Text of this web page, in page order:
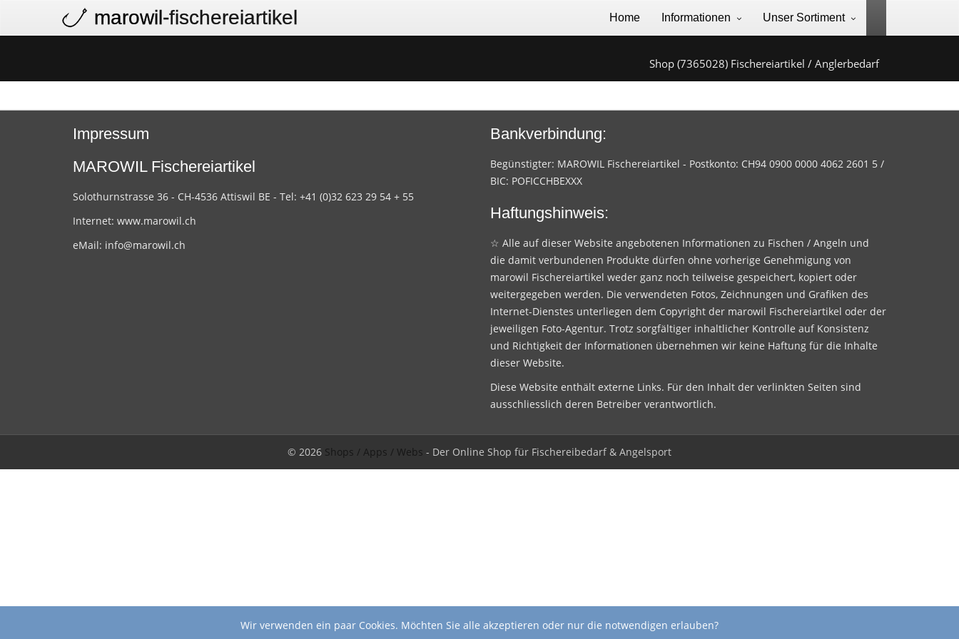
marowil-fischereiartikel Home Informationen Unser Sortiment
Shop (7365028) Fischereiartikel / Anglerbedarf
Impressum
MAROWIL Fischereiartikel
Solothurnstrasse 36 - CH-4536 Attiswil BE - Tel: +41 (0)32 623 29 54 + 55
Internet: www.marowil.ch
eMail: info@marowil.ch
Bankverbindung:
Begünstigter: MAROWIL Fischereiartikel - Postkonto: CH94 0900 0000 4062 2601 5 /
BIC: POFICCHBEXXX
Haftungshinweis:
☆ Alle auf dieser Website angebotenen Informationen zu Fischen / Angeln und
die damit verbundenen Produkte dürfen ohne vorherige Genehmigung von
marowil Fischereiartikel weder ganz noch teilweise gespeichert, kopiert oder
weitergegeben werden. Die verwendeten Fotos, Zeichnungen und Grafiken des
Internet-Dienstes unterliegen dem Copyright der marowil Fischereiartikel oder der
jeweiligen Foto-Agentur. Trotz sorgfältiger inhaltlicher Kontrolle auf Konsistenz
und Richtigkeit der Informationen übernehmen wir keine Haftung für die Inhalte
dieser Website.
Diese Website enthält externe Links. Für den Inhalt der verlinkten Seiten sind
ausschliesslich deren Betreiber verantwortlich.
© 2026 Shops / Apps / Webs - Der Online Shop für Fischereibedarf & Angelsport
Wir verwenden ein paar Cookies. Möchten Sie alle akzeptieren oder nur die notwendigen erlauben?